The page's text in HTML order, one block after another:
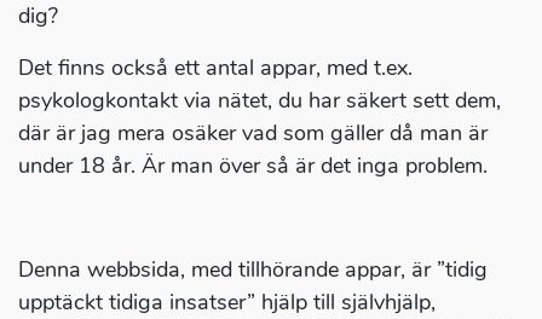
dig?
Det finns också ett antal appar, med t.ex.
psykologkontakt via nätet, du har säkert sett dem,
där är jag mera osäker vad som gäller då man är
under 18 år. Är man över så är det inga problem.
Denna webbsida, med tillhörande appar, är ”tidig
upptäckt tidiga insatser” hjälp till självhjälp,